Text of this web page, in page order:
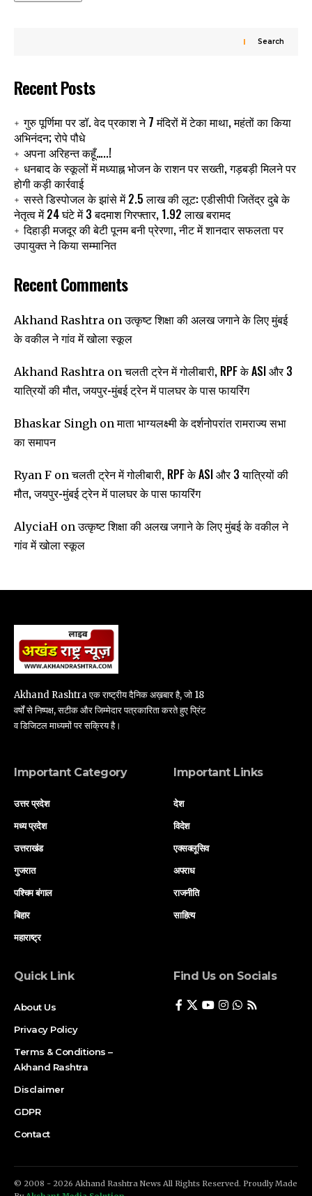
Search
Recent Posts
गुरु पूर्णिमा पर डॉ. वेद प्रकाश ने 7 मंदिरों में टेका माथा, महंतों का किया
अभिनंदन; रोपे पौधे
अपना अरिहन्त कहूँ…..!
धनबाद के स्कूलों में मध्याह्न भोजन के राशन पर सख्ती, गड़बड़ी मिलने पर
होगी कड़ी कार्रवाई
सस्ते डिस्पोजल के झांसे में 2.5 लाख की लूट: एडीसीपी जितेंद्र दुबे के
नेतृत्व में 24 घंटे में 3 बदमाश गिरफ्तार, 1.92 लाख बरामद
दिहाड़ी मजदूर की बेटी पूनम बनी प्रेरणा, नीट में शानदार सफलता पर
उपायुक्त ने किया सम्मानित
Recent Comments
Akhand Rashtra onउत्कृष्ट शिक्षा की अलख जगाने के लिए मुंबई
के वकील ने गांव में खोला स्कूल
Akhand Rashtra onचलती ट्रेन में गोलीबारी, RPF के ASI और 3
यात्रियों की मौत, जयपुर-मुंबई ट्रेन में पालघर के पास फायरिंग
Bhaskar Singh onमाता भाग्यलक्ष्मी के दर्शनोपरांत रामराज्य सभा
का समापन
Ryan F onचलती ट्रेन में गोलीबारी, RPF के ASI और 3 यात्रियों की
मौत, जयपुर-मुंबई ट्रेन में पालघर के पास फायरिंग
AlyciaH onउत्कृष्ट शिक्षा की अलख जगाने के लिए मुंबई के वकील ने
गांव में खोला स्कूल
Akhand Rashtra एक राष्ट्रीय दैनिक अख़बार है, जो 18
वर्षों से निष्पक्ष, सटीक और जिम्मेदार पत्रकारिता करते हुए प्रिंट
व डिजिटल माध्यमों पर सक्रिय है।
Important Category
उत्तर प्रदेश
मध्य प्रदेश
उत्तराखंड
गुजरात
पश्चिम बंगाल
बिहार
महाराष्ट्र
Important Links
देश
विदेश
एक्सक्लूसिव
अपराध
राजनीति
साहित्य
Quick Link
About Us
Privacy Policy
Terms & Conditions –
Akhand Rashtra
Disclaimer
GDPR
Contact
Find Us on Socials
© 2008 - 2026 Akhand Rashtra News All Rights Reserved. Proudly Made